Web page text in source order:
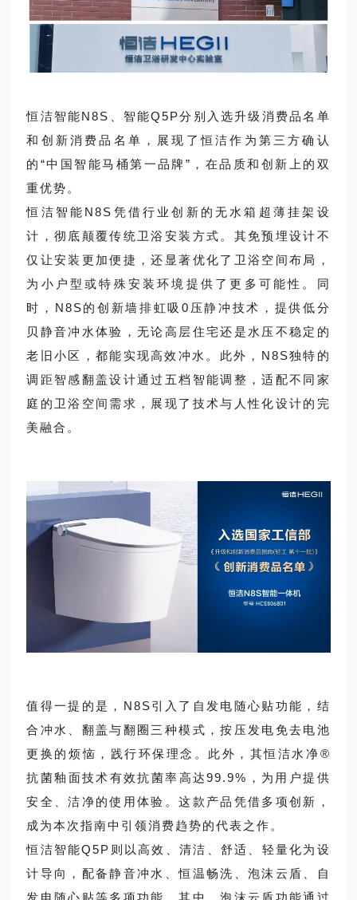
恒洁智能N8S、智能Q5P分别入选升级消费品名单
和创新消费品名单，展现了恒洁作为第三方确认
的“中国智能马桶第一品牌”，在品质和创新上的双
重优势。
恒洁智能N8S凭借行业创新的无水箱超薄挂架设
计，彻底颠覆传统卫浴安装方式。其免预埋设计不
仅让安装更加便捷，还显著优化了卫浴空间布局，
为小户型或特殊安装环境提供了更多可能性。同
时，N8S的创新墙排虹吸0压静冲技术，提供低分
贝静音冲水体验，无论高层住宅还是水压不稳定的
老旧小区，都能实现高效冲水。此外，N8S独特的
调距智感翻盖设计通过五档智能调整，适配不同家
庭的卫浴空间需求，展现了技术与人性化设计的完
美融合。
值得一提的是，N8S引入了自发电随心贴功能，结
合冲水、翻盖与翻圈三种模式，按压发电免去电池
更换的烦恼，践行环保理念。此外，其恒洁水净®
抗菌釉面技术有效抗菌率高达99.9%，为用户提供
安全、洁净的使用体验。这款产品凭借多项创新，
成为本次指南中引领消费趋势的代表之作。
恒洁智能Q5P则以高效、清洁、舒适、轻量化为设
计导向，配备静音冲水、恒温畅洗、泡沫云盾、自